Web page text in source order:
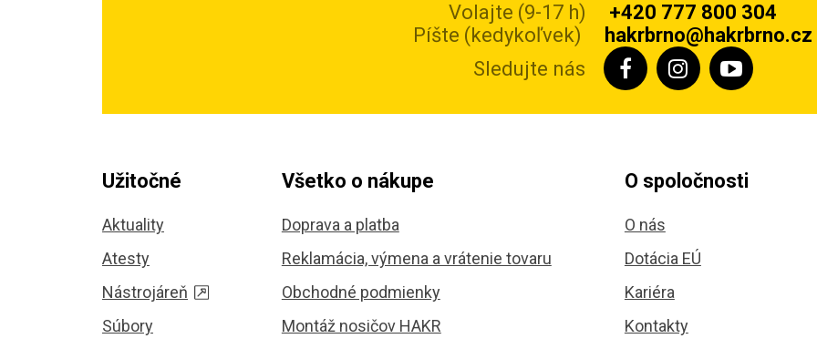
Volajte (9-17 h)
+420 777 800 304
Píšte (kedykoľvek)
hakrbrno@hakrbrno.cz
Sledujte nás
Užitočné
Aktuality
Atesty
Nástrojáreň
Súbory
Všetko o nákupe
Doprava a platba
Reklamácia, výmena a vrátenie tovaru
Obchodné podmienky
Montáž nosičov HAKR
O spoločnosti
O nás
Dotácia EÚ
Kariéra
Kontakty